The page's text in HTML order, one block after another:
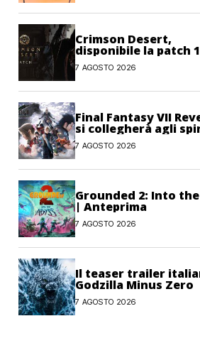
Crimson Desert,
disponibile la patch
correzioni per sfide,
combattimento e
7 AGOSTO 2026
Final Fantasy VII
si collegherà agli
di FF7: Hamaguchi
pone limiti
7 AGOSTO 2026
Grounded 2: Into
| Anteprima
7 AGOSTO 2026
Il teaser trailer
Godzilla Minus Zero
7 AGOSTO 2026